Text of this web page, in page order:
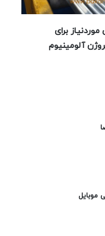
برای
آلومینیوم